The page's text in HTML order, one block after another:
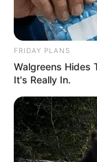
FRIDAY PLANS
Walgreens Hides
It's Really In.